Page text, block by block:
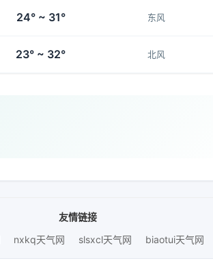
24° ~ 31° 东风
23° ~ 32° 北风
友情链接
nxkq天气网 slsxcl天气网 biaotui天气网